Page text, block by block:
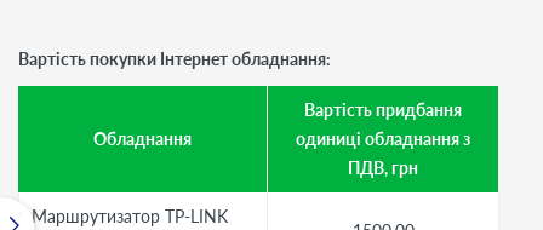
Вартість покупки Інтернет обладнання:
Обладнання
Вартість придбання
одиниці обладнання з
ПДВ, грн
Маршрутизатор TP-LINK